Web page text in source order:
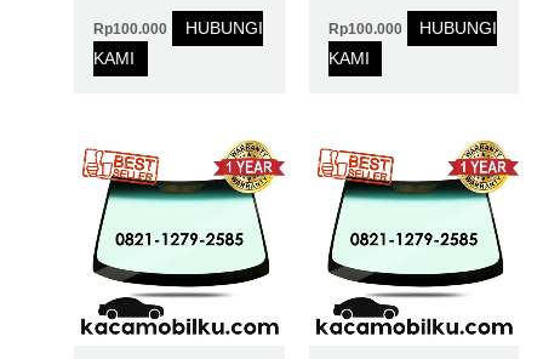
Rp100.000
HUBUNGI
KAMI
Rp100.000
HUBUNGI
KAMI